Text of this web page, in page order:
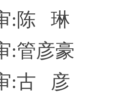
:陈 琳
:管彦豪
:古 彦